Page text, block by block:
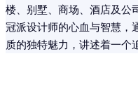
楼、别墅、商场、酒店及公
冠派设计师的心血与智慧，
质的独特魅力，讲述着一个